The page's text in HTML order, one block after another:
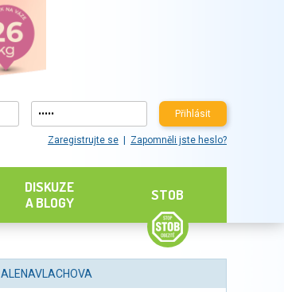
Přihlásit
Zaregistrujte se Zapomněli jste heslo?
DISKUZE
A BLOGY
STOB
ALENAVLACHOVA